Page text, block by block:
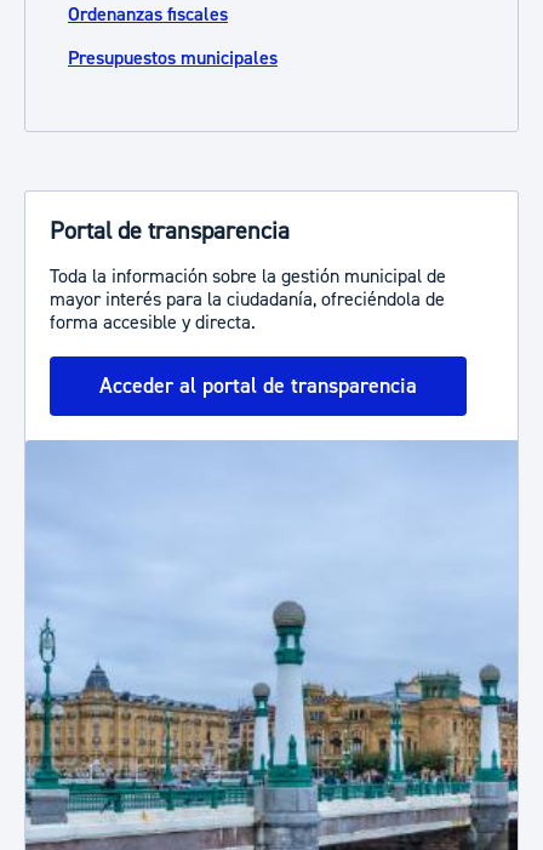
Ordenanzas fiscales
Presupuestos municipales
Portal de transparencia
Toda la información sobre la gestión municipal de
mayor interés para la ciudadanía, ofreciéndola de
forma accesible y directa.
Acceder al portal de transparencia